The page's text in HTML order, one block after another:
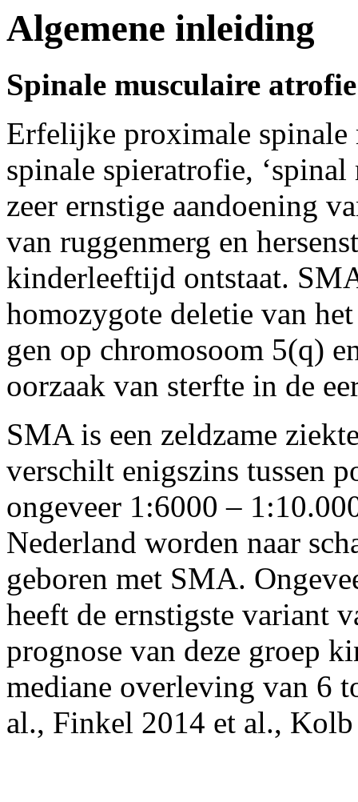
Algemene inleiding
Spinale musculaire
Erfelijke proximale
spinale spieratrofie,
zeer ernstige aandoening
van ruggenmerg en
kinderleeftijd ontstaat.
homozygote deletie van
gen op chromosoom 5(q)
oorzaak van sterfte in de
SMA is een zeldzame
verschilt enigszins tussen
ongeveer 1:6000 –
Nederland worden naar
geboren met SMA.
heeft de ernstigste variant
prognose van deze groep
mediane overleving van 6
al., Finkel 2014 et al.,